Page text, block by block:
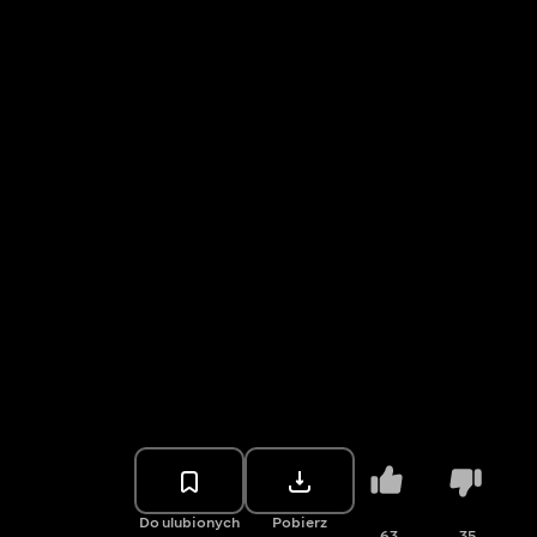
Do ulubionych Pobierz